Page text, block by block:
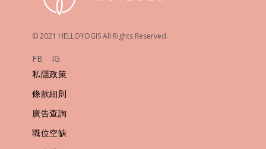
© 2021 HELLOYOGIS All Rights Reserved.
FB
IG
私隱政策
條款細則
廣告查詢
職位空缺